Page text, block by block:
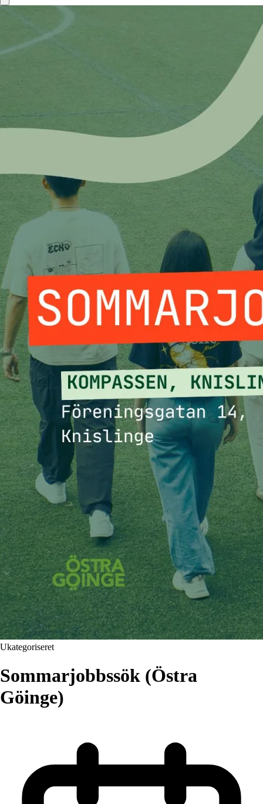
Ukategoriseret
Sommarjobbssök (Östra
Göinge)